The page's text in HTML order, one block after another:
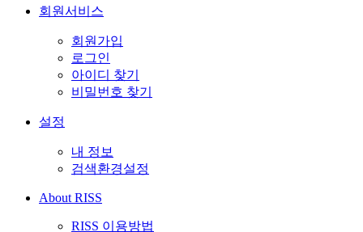
회원서비스
회원가입
로그인
아이디 찾기
비밀번호 찾기
설정
내 정보
검색환경설정
About RISS
RISS 이용방법